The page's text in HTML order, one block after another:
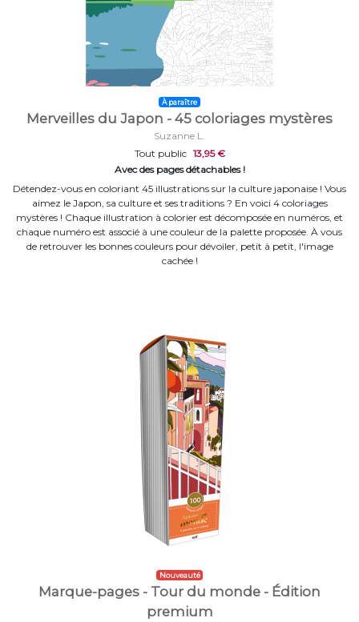
À paraître
Merveilles du Japon - 45 coloriages mystères
Suzanne L.
Tout public 13,95 €
Avec des pages détachables !
Détendez-vous en coloriant 45 illustrations sur la culture japonaise ! Vous
aimez le Japon, sa culture et ses traditions ? En voici 4 coloriages
mystères ! Chaque illustration à colorier est décomposée en numéros, et
chaque numéro est associé à une couleur de la palette proposée. À vous
de retrouver les bonnes couleurs pour dévoiler, petit à petit, l'image
cachée !
Nouveauté
Marque-pages - Tour du monde - Édition
premium